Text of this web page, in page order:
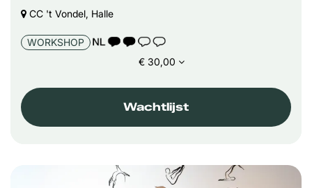
CC 't Vondel, Halle
WORKSHOP
TAALICOON 2
€ 30,00
Wachtlijst